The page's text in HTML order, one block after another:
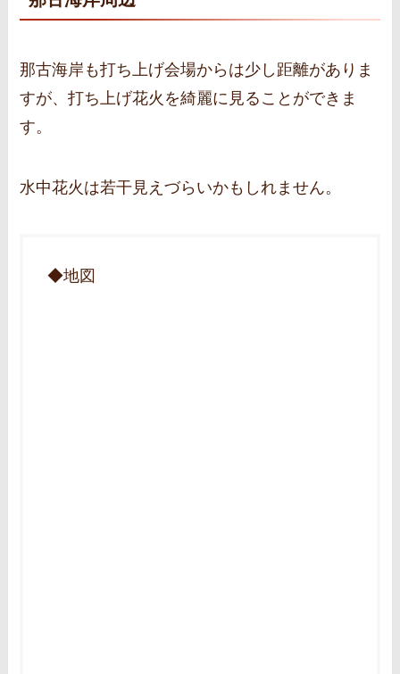
那古海岸も打ち上げ会場からは少し距離がありま
すが、打ち上げ花火を綺麗に見ることができま
す。
水中花火は若干見えづらいかもしれません。
◆地図